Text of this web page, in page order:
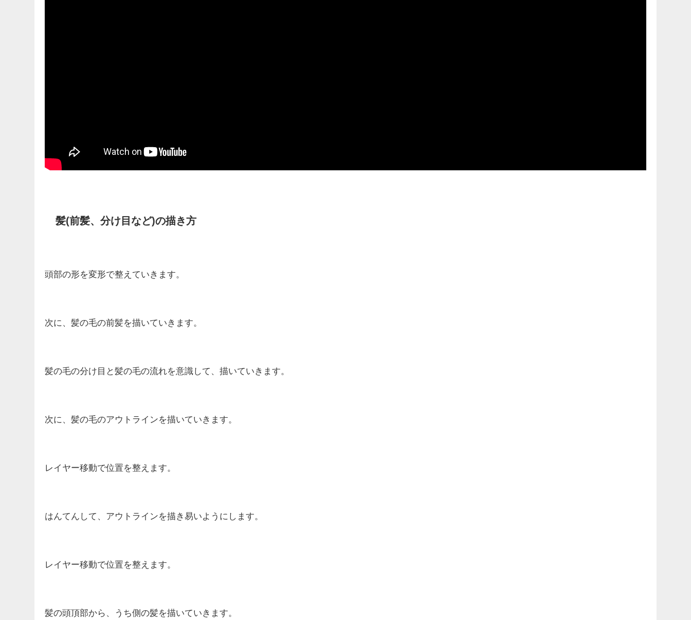
髪(前髪、分け目など)の描き⽅
頭部の形を変形で整えていきます。
次に、髪の毛の前髪を描いていきます。
髪の毛の分け目と髪の毛の流れを意識して、描いていきます。
次に、髪の毛のアウトラインを描いていきます。
レイヤー移動で位置を整えます。
はんてんして、アウトラインを描き易いようにします。
レイヤー移動で位置を整えます。
髪の頭頂部から、うち側の髪を描いていきます。